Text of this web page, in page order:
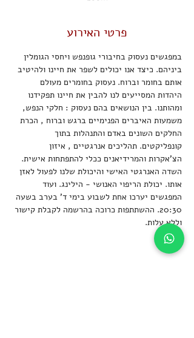
פרטי האירוע
במפגשים נעסוק בחיבורי גופנפש ויחסי הגומלין
ביניהם. כיצד אנו יכולים לשפר את חיינו ולהיטיב
אותם בחומר וברוח. נעסוק בחומרים מעולם
היהדות המסייעים לנו להבין את חיינו תפקידנו
ומהותנו. בין הנושאים בהם נעסוק : חלקי הנפש,
משמעות האיברים הפנימיים ברגש וברוח , הכרת
החלקים השונים באדם והתנהלות בתוך
קונפליקטים. תהליכים אנרגטיים , איזון
הצ'אקרות והמרידיאנים ככלי להתפתחות אישית.
השדה האנרגטי האישי והיכולת שלנו לפעול לאזן
אותו. יכולת הריפוי האנושי - הילינג. ועוד
המפגשים יערכו אחת לשבוע בימי ד' בערב בשעה
20:30. ההשתתפות כרוכה בהרשמה לקבלת קישור
וללא עלות.